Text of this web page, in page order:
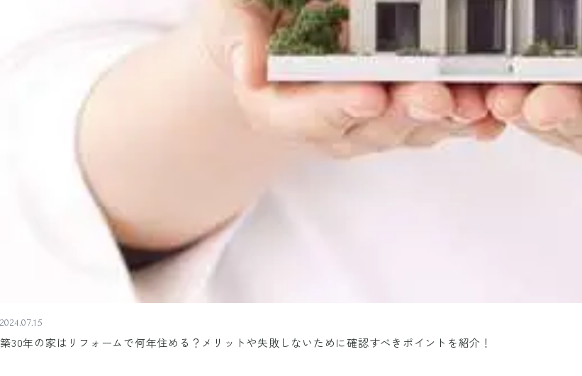
2024.07.15
築30年の家はリフォームで何年住める？メリットや失敗しないために確認すべきポイントを紹介！